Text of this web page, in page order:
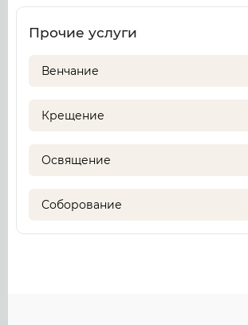
Прочие услуги
Венчание
Крещение
Освящение
Соборование